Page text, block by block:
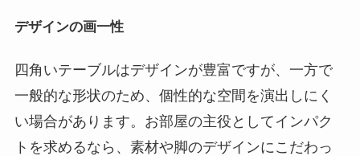
デザインの画一性
四角いテーブルはデザインが豊富ですが、一方で
一般的な形状のため、個性的な空間を演出しにく
い場合があります。お部屋の主役としてインパク
トを求めるなら、素材や脚のデザインにこだわっ